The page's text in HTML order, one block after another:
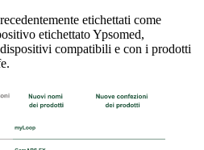
etichettati come
etichettato Ypsomed,
compatibili e con i prodotti